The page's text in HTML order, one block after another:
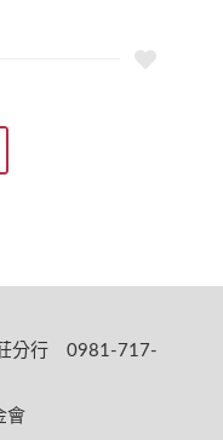
莊分行 0981-717-
會